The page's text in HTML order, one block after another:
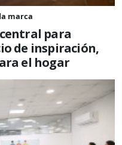
marca
para
de inspiración,
el hogar